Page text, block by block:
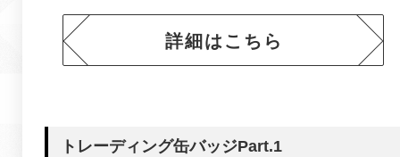
詳細はこちら
トレーディング缶バッジPart.1